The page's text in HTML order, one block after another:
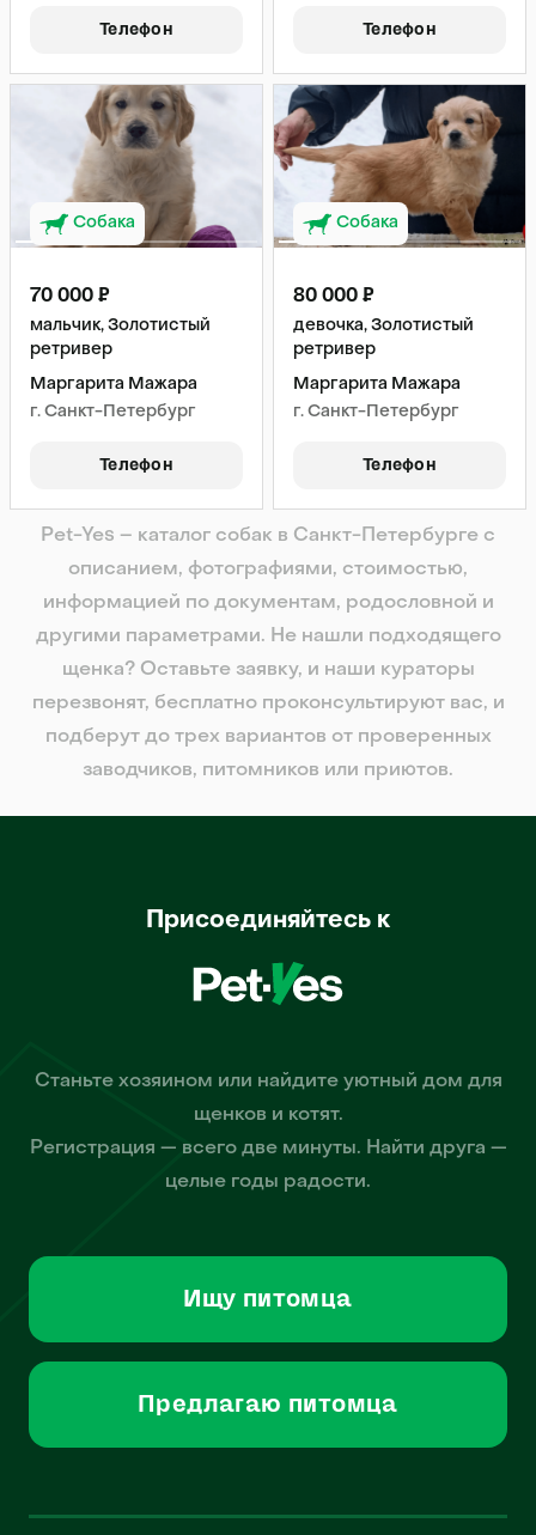
Телефон Телефон
Собака
70 000 ₽
мальчик, Золотистый
ретривер
Маргарита Мажара
г. Санкт-Петербург
Телефон
Собака
80 000 ₽
девочка, Золотистый
ретривер
Маргарита Мажара
г. Санкт-Петербург
Телефон
Pet-Yes – каталог собак в Санкт-Петербурге с
описанием, фотографиями, стоимостью,
информацией по документам, родословной и
другими параметрами. Не нашли подходящего
щенка? Оставьте заявку, и наши кураторы
перезвонят, бесплатно проконсультируют вас, и
подберут до трех вариантов от проверенных
заводчиков, питомников или приютов.
Присоединяйтесь к
Станьте хозяином или найдите уютный дом для
щенков и котят.
Регистрация — всего две минуты. Найти друга —
целые годы радости.
Ищу питомца
Предлагаю питомца